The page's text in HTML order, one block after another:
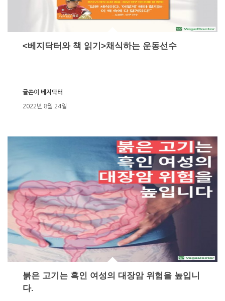
<베지닥터와 책 읽기>채식하는 운동선수
2022년 8월 24일
글쓴이 베지닥터
붉은 고기는 흑인 여성의 대장암 위험을 높입니
다.